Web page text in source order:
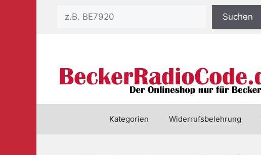
Suchen
Kategorien Widerrufsbelehrung